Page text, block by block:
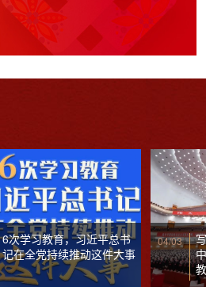
6次学习教育，习近平总书
记在全党持续推动这件大事
04/03